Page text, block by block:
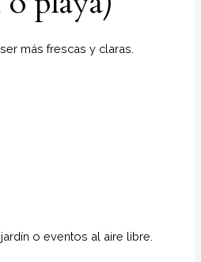
más frescas y claras.
o eventos al aire libre.